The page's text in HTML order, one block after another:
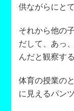
供ながらにと
それから他の
だして、あっ
んだと観察す
体育の授業の
に見えるパン